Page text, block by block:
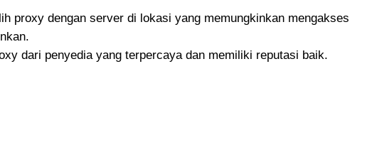
proxy dengan server di lokasi yang memungkinkan mengakses
dari penyedia yang terpercaya dan memiliki reputasi baik.